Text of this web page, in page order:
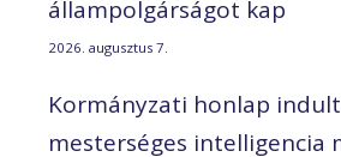
állampolgárságot kap
2026. augusztus 7.
Kormányzati honlap
mesterséges intelligencia